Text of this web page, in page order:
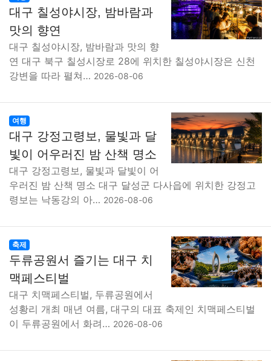
대구 칠성야시장, 밤바람과
맛의 향연
대구 칠성야시장, 밤바람과 맛의 향
연 대구 북구 칠성시장로 28에 위치한 칠성야시장은 신천
강변을 따라 펼쳐… 2026-08-06
여행
대구 강정고령보, 물빛과 달
빛이 어우러진 밤 산책 명소
대구 강정고령보, 물빛과 달빛이 어
우러진 밤 산책 명소 대구 달성군 다사읍에 위치한 강정고
령보는 낙동강의 아… 2026-08-06
축제
두류공원서 즐기는 대구 치
맥페스티벌
대구 치맥페스티벌, 두류공원에서
성황리 개최 매년 여름, 대구의 대표 축제인 치맥페스티벌
이 두류공원에서 화려… 2026-08-06